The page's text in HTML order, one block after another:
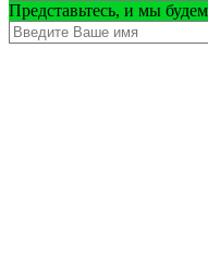
Представьтесь, и мы